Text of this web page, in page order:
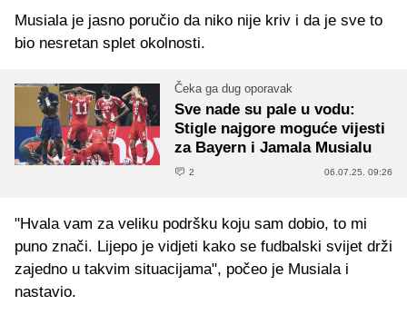
Musiala je jasno poručio da niko nije kriv i da je sve to
bio nesretan splet okolnosti.
Čeka ga dug oporavak
Sve nade su pale u vodu:
Stigle najgore moguće vijesti
za Bayern i Jamala Musialu
2 06.07.25. 09:26
"Hvala vam za veliku podršku koju sam dobio, to mi
puno znači. Lijepo je vidjeti kako se fudbalski svijet drži
zajedno u takvim situacijama", počeo je Musiala i
nastavio.